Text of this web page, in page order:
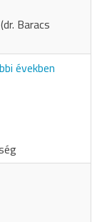
Baracs
években